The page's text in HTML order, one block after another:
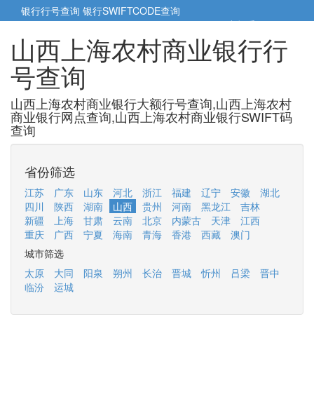
银行行号查询 银行SWIFTCODE查询
5cm小帮手5cm.cn
山西上海农村商业银行行
号查询
山西上海农村商业银行大额行号查询,山西上海农村
商业银行网点查询,山西上海农村商业银行SWIFT码
查询
省份筛选
江苏 广东 山东 河北 浙江 福建 辽宁 安徽
湖北
四川
陕西 湖南 山西 贵州 河南 黑龙江
吉林
新疆
上海 甘肃 云南 北京 内蒙古 天津
江西
重庆
广西 宁夏 海南 青海 香港 西藏
澳门
城市筛选
太原
大同 阳泉 朔州 长治 晋城 忻州 吕梁
晋中
临汾
运城